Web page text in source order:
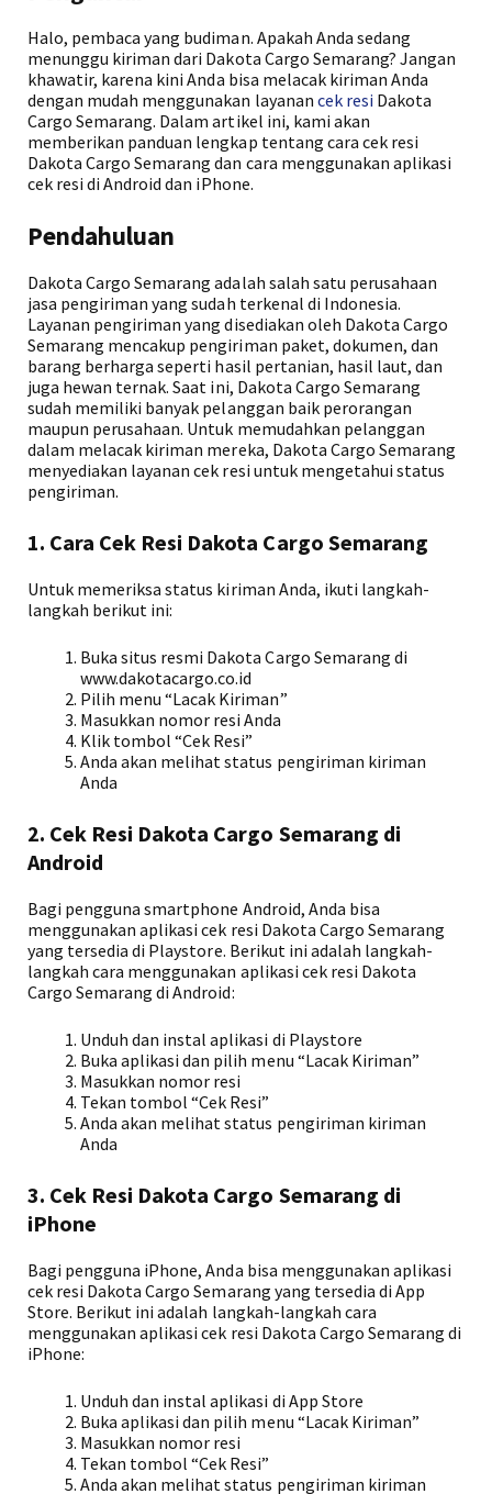
Halo, pembaca yang budiman. Apakah Anda sedang
menunggu kiriman dari Dakota Cargo Semarang? Jangan
khawatir, karena kini Anda bisa melacak kiriman Anda
dengan mudah menggunakan layanan cek resi Dakota
Cargo Semarang. Dalam artikel ini, kami akan
memberikan panduan lengkap tentang cara cek resi
Dakota Cargo Semarang dan cara menggunakan aplikasi
cek resi di Android dan iPhone.
Pendahuluan
Dakota Cargo Semarang adalah salah satu perusahaan
jasa pengiriman yang sudah terkenal di Indonesia.
Layanan pengiriman yang disediakan oleh Dakota Cargo
Semarang mencakup pengiriman paket, dokumen, dan
barang berharga seperti hasil pertanian, hasil laut, dan
juga hewan ternak. Saat ini, Dakota Cargo Semarang
sudah memiliki banyak pelanggan baik perorangan
maupun perusahaan. Untuk memudahkan pelanggan
dalam melacak kiriman mereka, Dakota Cargo Semarang
menyediakan layanan cek resi untuk mengetahui status
pengiriman.
1. Cara Cek Resi Dakota Cargo Semarang
Untuk memeriksa status kiriman Anda, ikuti langkah-
langkah berikut ini:
Buka situs resmi Dakota Cargo Semarang di
www.dakotacargo.co.id
Pilih menu “Lacak Kiriman”
Masukkan nomor resi Anda
Klik tombol “Cek Resi”
Anda akan melihat status pengiriman kiriman
Anda
2. Cek Resi Dakota Cargo Semarang di
Android
Bagi pengguna smartphone Android, Anda bisa
menggunakan aplikasi cek resi Dakota Cargo Semarang
yang tersedia di Playstore. Berikut ini adalah langkah-
langkah cara menggunakan aplikasi cek resi Dakota
Cargo Semarang di Android:
Unduh dan instal aplikasi di Playstore
Buka aplikasi dan pilih menu “Lacak Kiriman”
Masukkan nomor resi
Tekan tombol “Cek Resi”
Anda akan melihat status pengiriman kiriman
Anda
3. Cek Resi Dakota Cargo Semarang di
iPhone
Bagi pengguna iPhone, Anda bisa menggunakan aplikasi
cek resi Dakota Cargo Semarang yang tersedia di App
Store. Berikut ini adalah langkah-langkah cara
menggunakan aplikasi cek resi Dakota Cargo Semarang di
iPhone:
Unduh dan instal aplikasi di App Store
Buka aplikasi dan pilih menu “Lacak Kiriman”
Masukkan nomor resi
Tekan tombol “Cek Resi”
Anda akan melihat status pengiriman kiriman